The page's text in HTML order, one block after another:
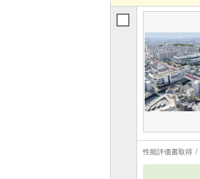
性能評価書取得